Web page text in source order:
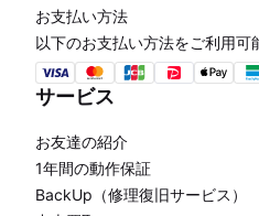
お支払い方法
以下のお支払い方法をご利用可
サービス
お友達の紹介
1年間の動作保証
BackUp（修理復旧サービス）